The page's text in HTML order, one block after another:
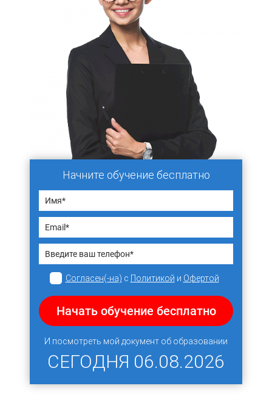
Начните обучение бесплатно
Согласен(-на) с Политикой и Офертой
Начать обучение бесплатно
И посмотреть мой документ об образовании
СЕГОДНЯ 06.08.2026